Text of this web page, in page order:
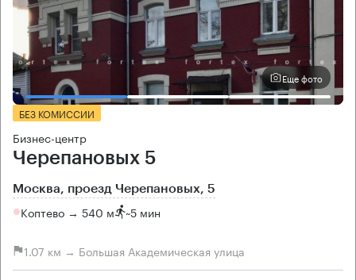
Еще фото
БЕЗ КОМИССИИ
Бизнес-центр
Черепановых 5
Москва, проезд Черепановых, 5
Коптево → 540 м ~5 мин
1.07 км → Большая Академическая улица